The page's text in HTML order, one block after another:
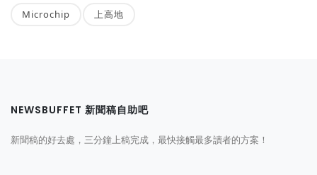
Microchip 上高地
NEWSBUFFET 新聞稿自助吧
新聞稿的好去處，三分鐘上稿完成，最快接觸最多讀者的方案！